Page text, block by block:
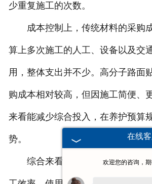
少重复施工的次数。
成本控制上，传统材料的采购
算上多次施工的人工、设备以及交
用，整体支出并不少。高分子路面
购成本相对较高，但因施工简便、
来看能减少综合投入，在养护预算
势。
综合来看，高分子路面贴缝带在
在线
欢迎您的咨询，